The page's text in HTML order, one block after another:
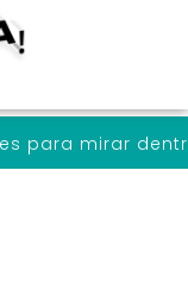
dentro de